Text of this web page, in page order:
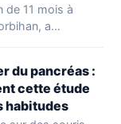
de 11 mois à
a
du pancréas :
cette étude
habitudes